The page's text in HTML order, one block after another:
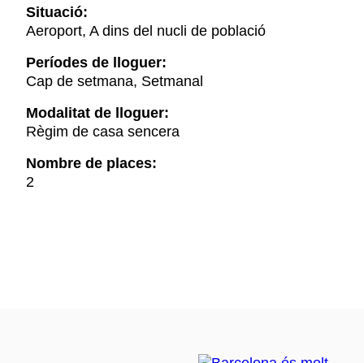
Situació:
Aeroport, A dins del nucli de població
Períodes de lloguer:
Cap de setmana, Setmanal
Modalitat de lloguer:
Règim de casa sencera
Nombre de places:
2